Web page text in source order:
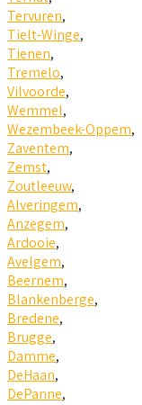
Tervuren,
Tielt-Winge,
Tienen,
Tremelo,
Vilvoorde,
Wemmel,
Wezembeek-Oppem,
Zaventem,
Zemst,
Zoutleeuw,
Alveringem,
Anzegem,
Ardooie,
Avelgem,
Beernem,
Blankenberge,
Bredene,
Brugge,
Damme,
DeHaan,
DePanne,